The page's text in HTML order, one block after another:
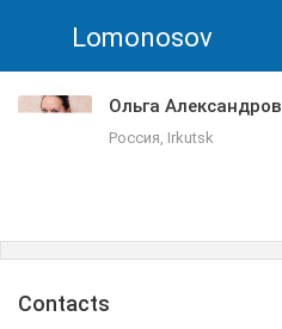
Lomonosov
Ольга
Россия, Irkutsk
Сontacts